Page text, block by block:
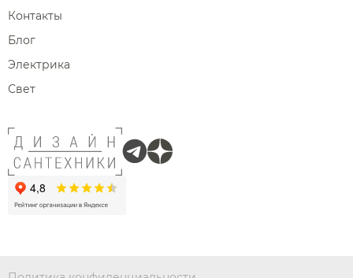
Контакты
Блог
Электрика
Свет